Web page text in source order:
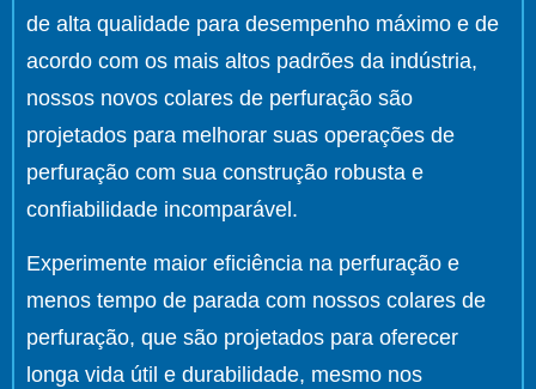
de alta qualidade para desempenho máximo e de
acordo com os mais altos padrões da indústria,
nossos novos colares de perfuração são
projetados para melhorar suas operações de
perfuração com sua construção robusta e
confiabilidade incomparável.
Experimente maior eficiência na perfuração e
menos tempo de parada com nossos colares de
perfuração, que são projetados para oferecer
longa vida útil e durabilidade, mesmo nos